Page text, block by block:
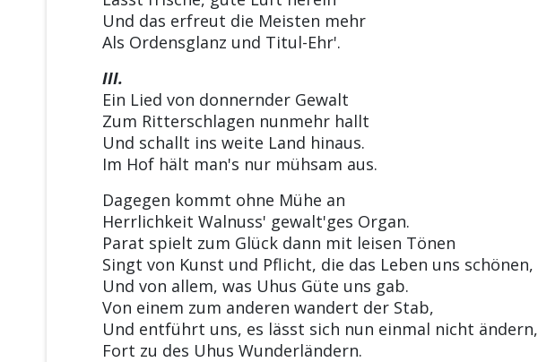
Und das erfreut die Meisten mehr
Als Ordensglanz und Titul-Ehr'.
III.
Ein Lied von donnernder Gewalt
Zum Ritterschlagen nunmehr hallt
Und schallt ins weite Land hinaus.
Im Hof hält man's nur mühsam aus.
Dagegen kommt ohne Mühe an
Herrlichkeit Walnuss' gewalt'ges Organ.
Parat spielt zum Glück dann mit leisen Tönen
Singt von Kunst und Pflicht, die das Leben uns schönen,
Und von allem, was Uhus Güte uns gab.
Von einem zum anderen wandert der Stab,
Und entführt uns, es lässt sich nun einmal nicht ändern,
Fort zu des Uhus Wunderländern.